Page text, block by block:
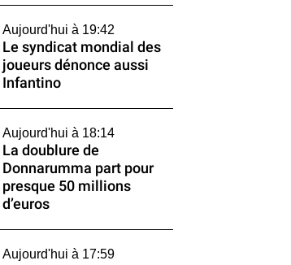
Aujourd'hui à 19:42
Le syndicat mondial des
joueurs dénonce aussi
Infantino
Aujourd'hui à 18:14
La doublure de
Donnarumma part pour
presque 50 millions
d’euros
Aujourd'hui à 17:59